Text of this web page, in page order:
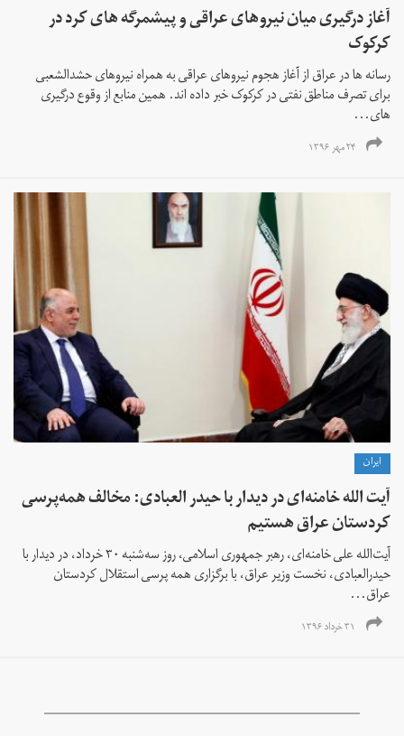
آغاز درگیری میان نیروهای عراقی و پیشمرگه های کرد در
کرکوک
رسانه ها در عراق از آغاز هجوم نیروهای عراقی به همراه نیروهای حشدالشعبی
برای تصرف مناطق نفتی در کرکوک خبر داده اند. همین منابع از وقوع درگیری
های...
۲۴ مهر ۱۳۹۶
ايران
آیت الله خامنه‌ای در دیدار با حیدر العبادی: مخالف همه‌پرسی
کردستان عراق هستیم
آیت‌‎الله علی خامنه‌ای، رهبر جمهوری اسلامی، روز سه‌شنبه ۳۰ خرداد، در دیدار با
حیدرالعبادی، نخست وزیر عراق، با برگزاری همه پرسی استقلال کردستان
عراق...
۳۱ خرداد ۱۳۹۶